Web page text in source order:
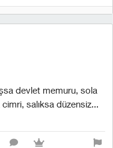
devlet memuru, sola
salıksa düzensiz...